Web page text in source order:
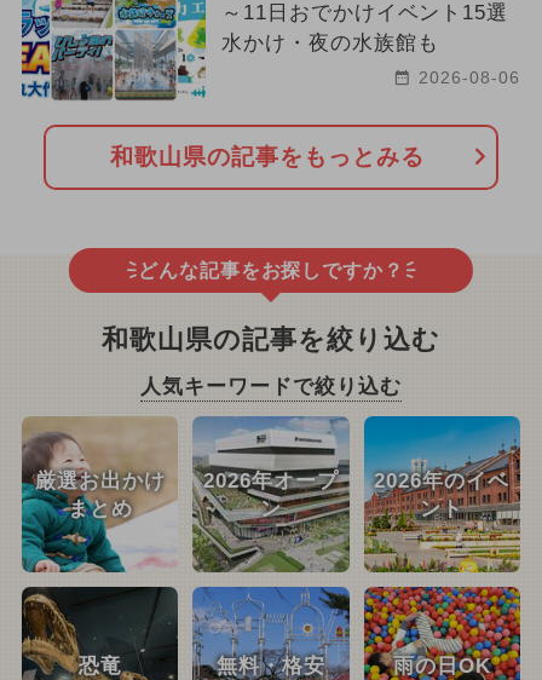
夏休み（涼しい）
2026年6月のイベント
2026年7月のイベント
2026年4月のイベント 夏休み（格安）
2024年9月のイベント
2024年6月のイベント
外遊び（屋外遊び場） クリスマス
お正月 涼しい
～11日おでかけイベント15選
水かけ・夜の水族館も
2026-08-06
和歌山県の記事をもっとみる
どんな記事をお探しですか？
和歌山県の記事を絞り込む
人気キーワードで絞り込む
厳選お出かけ
まとめ
2026年オープ
ン
2026年のイベ
ント
恐竜 無料・格安 雨の日OK